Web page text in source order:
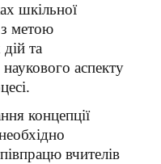
шкільної
метою
та
аспекту
концепції
вчителів